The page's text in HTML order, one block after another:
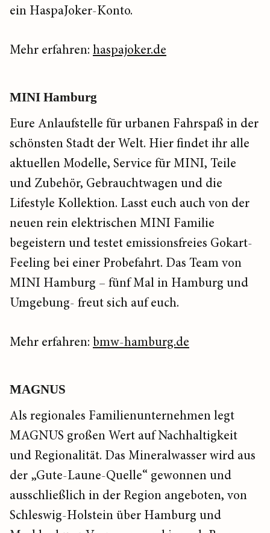
ein HaspaJoker-Konto.
Mehr erfahren: haspajoker.de
MINI Hamburg
Eure Anlaufstelle für urbanen Fahrspaß in der
schönsten Stadt der Welt. Hier findet ihr alle
aktuellen Modelle, Service für MINI, Teile
und Zubehör, Gebrauchtwagen und die
Lifestyle Kollektion. Lasst euch auch von der
neuen rein elektrischen MINI Familie
begeistern und testet emissionsfreies Gokart-
Feeling bei einer Probefahrt. Das Team von
MINI Hamburg – fünf Mal in Hamburg und
Umgebung- freut sich auf euch.
Mehr erfahren: bmw-hamburg.de
MAGNUS
Als regionales Familienunternehmen legt
MAGNUS großen Wert auf Nachhaltigkeit
und Regionalität. Das Mineralwasser wird aus
der „Gute-Laune-Quelle“ gewonnen und
ausschließlich in der Region angeboten, von
Schleswig-Holstein über Hamburg und